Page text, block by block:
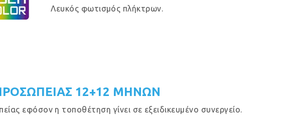
Λευκός φωτισμός πλήκτρων.
12+12 ΜΗΝΩΝ
εφόσον η τοποθέτηση γίνει σε εξειδικευμένο συνεργείο.